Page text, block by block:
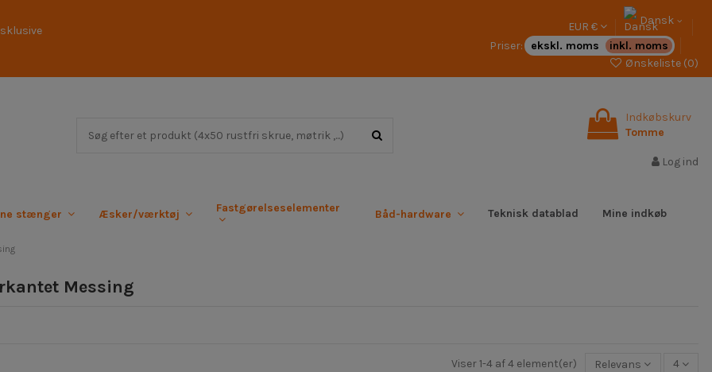
EUR €
Dansk
Priser:
ekskl. moms
inkl. moms
Ønskeliste (0)
Indkøbskurv
Tomme
Log ind
stænger Æsker/værktøj Fastgørelseselementer Båd-hardware Teknisk datablad Mine indkøb
Messing
Viser 1-4 af 4 element(er) Relevans 4